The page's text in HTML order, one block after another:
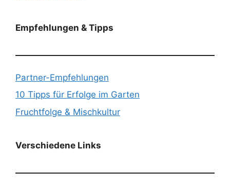
Empfehlungen & Tipps
Partner-Empfehlungen
10 Tipps für Erfolge im Garten
Fruchtfolge & Mischkultur
Verschiedene Links